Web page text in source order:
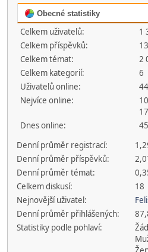
Obecné statistiky
Celkem uživatelů:
1
Celkem příspěvků:
Celkem témat:
2
Celkem kategorií:
6
Uživatelů online:
Nejvíce online:
Dnes online:
Denní průměr registrací:
Denní průměr příspěvků:
Denní průměr témat:
Celkem diskusí:
18
Nejnovější uživatel:
Denní průměr přihlášených:
Statistiky podle pohlaví: